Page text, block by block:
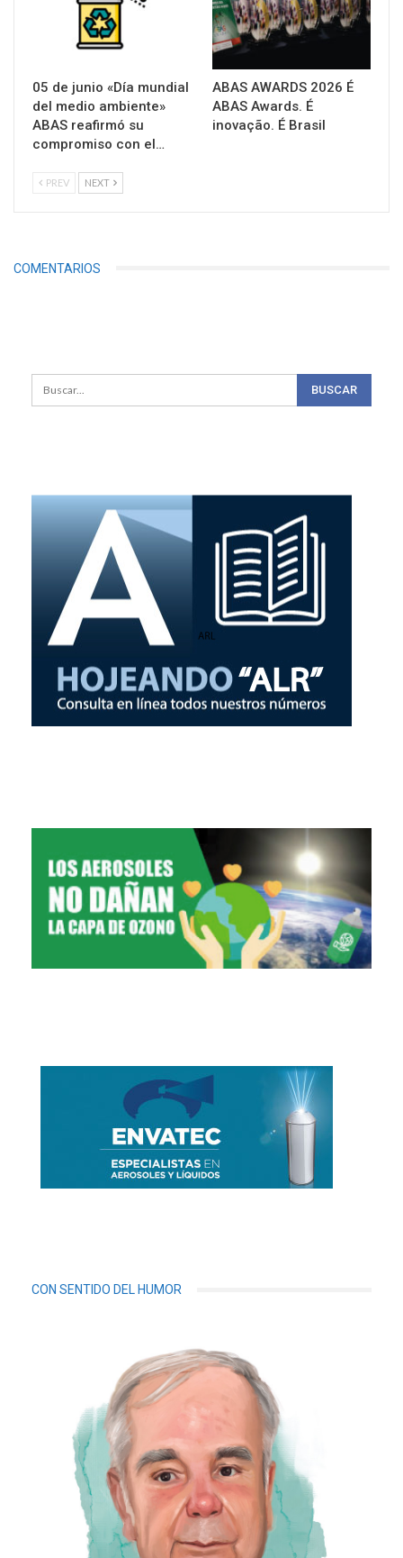
05 de junio «Día mundial
del medio ambiente»
ABAS reafirmó su
compromiso con el…
ABAS AWARDS 2026 É
ABAS Awards. É
inovação. É Brasil
PREV NEXT
COMENTARIOS
CON SENTIDO DEL HUMOR